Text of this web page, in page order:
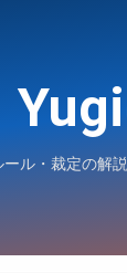
ル・裁定の解